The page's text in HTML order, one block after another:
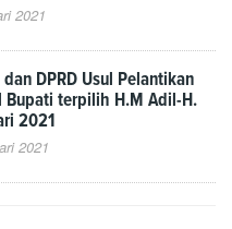
2021
DPRD Usul Pelantikan
Bupati terpilih H.M Adil-H.
2021
2021